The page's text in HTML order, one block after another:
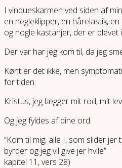
I vindueskarmen ved siden af
en negleklipper, en hårelastik,
og nogle kastanjer, der er blevet
Der var har jeg kom til, da jeg
Kønt er det ikke, men
for tiden.
Kristus, jeg lægger mit rod, mit
Og jeg fyldes af dine ord:
“Kom til mig, alle I, som slider
byrder og jeg vil give jer
kapitel 11, vers 28)